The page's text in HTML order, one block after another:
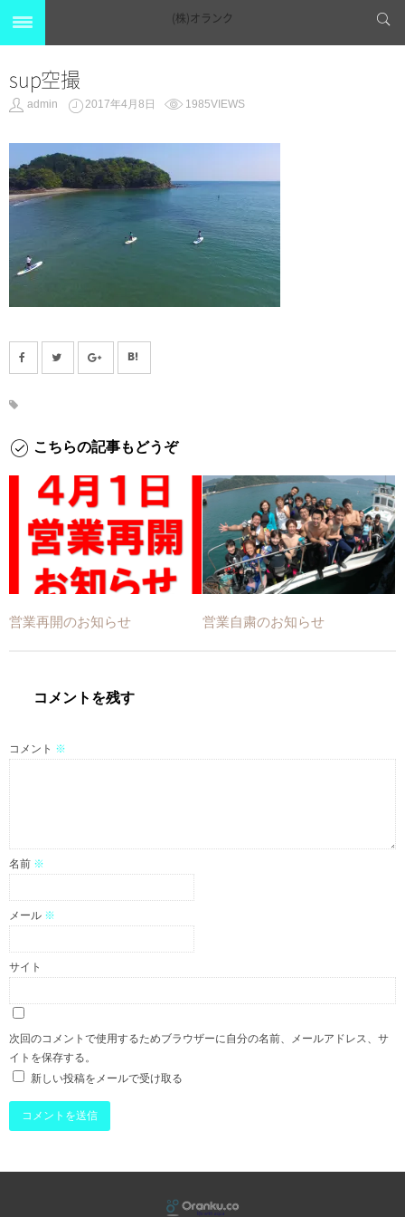
(株)オランク
sup空撮
admin 2017年4月8日 1985VIEWS
こちらの記事もどうぞ
営業再開のお知らせ 営業自粛のお知らせ
コメントを残す
コメント ※
名前 ※
メール ※
サイト
次回のコメントで使用するためブラウザーに自分の名前、メールアドレス、サ
イトを保存する。
新しい投稿をメールで受け取る